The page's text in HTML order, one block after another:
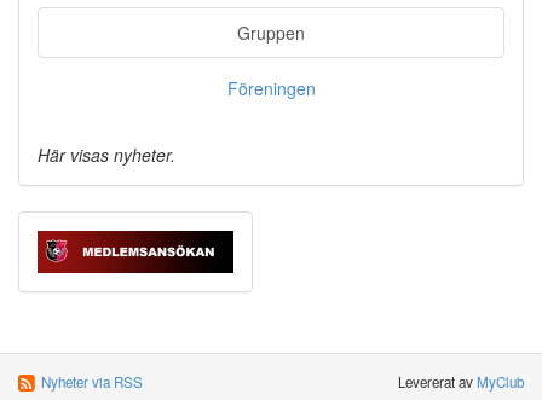
Gruppen
Föreningen
Här visas nyheter.
Nyheter via RSS Levererat avMyClub